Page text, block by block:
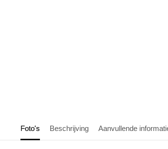
Foto's Beschrijving Aanvullende